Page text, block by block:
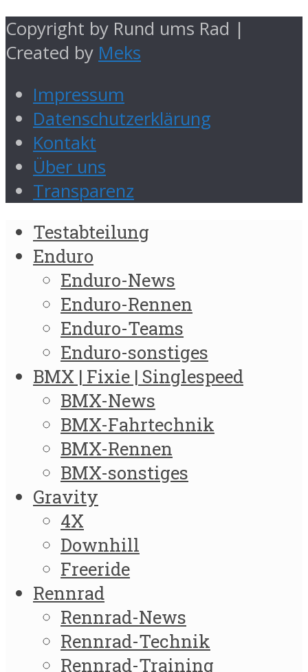
Copyright by Rund ums Rad |
Created by Meks
Impressum
Datenschutzerklärung
Kontakt
Über uns
Transparenz
Testabteilung
Enduro
Enduro-News
Enduro-Rennen
Enduro-Teams
Enduro-sonstiges
BMX | Fixie | Singlespeed
BMX-News
BMX-Fahrtechnik
BMX-Rennen
BMX-sonstiges
Gravity
4X
Downhill
Freeride
Rennrad
Rennrad-News
Rennrad-Technik
Rennrad-Training